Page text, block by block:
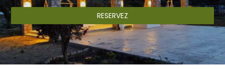
RESERVEZ